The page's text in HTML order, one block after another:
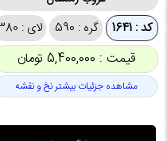
کد : 1641 گره : 590 لای : 380
قیمت : 5,400,000 تومان
مشاهده جزئیات بیشتر نخ و نقشه